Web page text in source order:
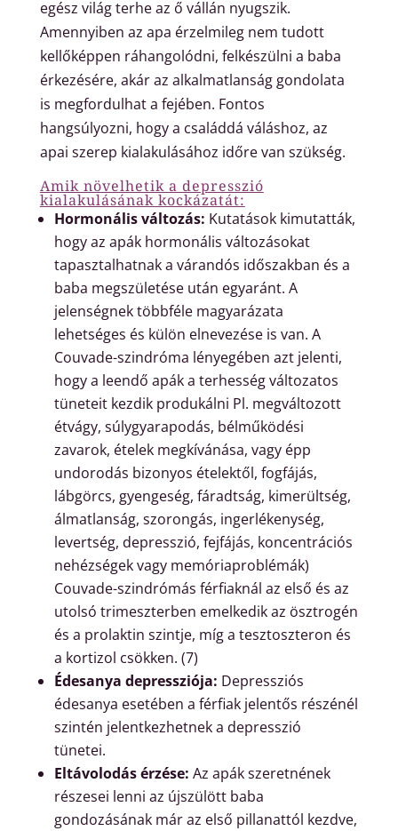
egész világ terhe az ő vállán nyugszik.
Amennyiben az apa érzelmileg nem tudott
kellőképpen ráhangolódni, felkészülni a baba
érkezésére, akár az alkalmatlanság gondolata
is megfordulhat a fejében. Fontos
hangsúlyozni, hogy a családdá váláshoz, az
apai szerep kialakulásához időre van szükség.
Amik növelhetik a depresszió
kialakulásának kockázatát:
Hormonális változás: Kutatások kimutatták,
hogy az apák hormonális változásokat
tapasztalhatnak a várandós időszakban és a
baba megszületése után egyaránt. A
jelenségnek többféle magyarázata
lehetséges és külön elnevezése is van. A
Couvade-szindróma lényegében azt jelenti,
hogy a leendő apák a terhesség változatos
tüneteit kezdik produkálni Pl. megváltozott
étvágy, súlygyarapodás, bélműködési
zavarok, ételek megkívánása, vagy épp
undorodás bizonyos ételektől, fogfájás,
lábgörcs, gyengeség, fáradtság, kimerültség,
álmatlanság, szorongás, ingerlékenység,
levertség, depresszió, fejfájás, koncentrációs
nehézségek vagy memóriaproblémák)
Couvade-szindrómás férfiaknál az első és az
utolsó trimeszterben emelkedik az ösztrogén
és a prolaktin szintje, míg a tesztoszteron és
a kortizol csökken. (7)
Édesanya depressziója: Depressziós
édesanya esetében a férfiak jelentős részénél
szintén jelentkezhetnek a depresszió
tünetei.
Eltávolodás érzése: Az apák szeretnének
részesei lenni az újszülött baba
gondozásának már az első pillanattól kezdve,